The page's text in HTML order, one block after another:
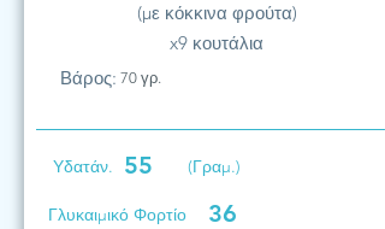
(με κόκκινα φρούτα)
x9 κουτάλια
Βάρος: 70 γρ.
Υδατάν. 55 (Γραμ.)
Γλυκαιμικό Φορτίο 36